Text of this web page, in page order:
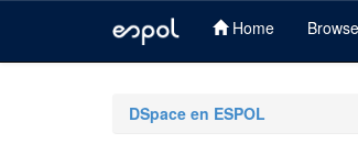
Home Browse
DSpace en ESPOL